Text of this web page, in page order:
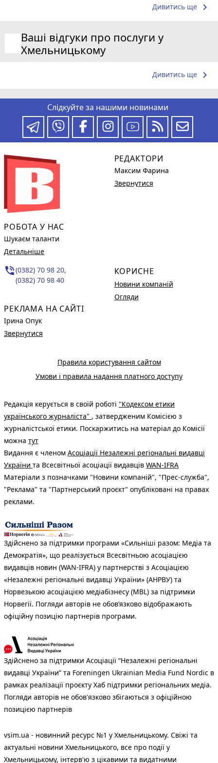
Дивитись ще keyboard_arrow_right
Ваші відгуки про послуги у
Хмельницькому
Дивитись ще keyboard_arrow_right
Слідкуйте за нашими новинами
РОБОТА У НАС
Шукаєм таланти
Детальніше
phone_in_talk(0382) 70 98 20,
(0382) 70 98 40
РЕКЛАМА НА САЙТІ
Ірина Опук
Звернутися
РЕДАКТОРИ
Максим Фарина
Звернутися
КОРИСНЕ
Новини компаній
Огляди
Правила користування сайтом
Умови і правила надання платного доступу
Редакція керується в своїй роботі "Кодексом етики
українського журналіста" , затвердженим Комісією з
журналістської етики. Поскаржитись на матеріал до Комісії
можна тут
Видання є членом Асоціації Незалежні регіональні видавці
України та Всесвітньої асоціації видавців WAN-IFRA
Матеріали з позначками "Новини компаній", "Прес-служба",
"Реклама" та "Партнерський проєкт" опубліковані на правах
реклами.
Здійснено за підтримки програми «Сильніші разом: Медіа та
Демократія», що реалізується Всесвітньою асоціацією
видавців новин (WAN-IFRA) у партнерстві з Асоціацією
«Незалежні регіональні видавці України» (АНРВУ) та
Норвезькою асоціацією медіабізнесу (MBL) за підтримки
Норвегії. Погляди авторів не обов’язково відображають
офіційну позицію партнерів програми.
Здійснено за підтримки Асоціації “Незалежні регіональні
видавці України” та Foreningen Ukrainian Media Fund Nordic в
рамках реалізації проєкту Хаб підтримки регіональних медіа.
Погляди авторів не обов'язково збігаються з офіційною
позицією партнерів
vsim.ua - новинний ресурс №1 у Хмельницькому. Свіжі та
актуальні новини Хмельницького, все про події у
Хмельницькому, інтерв'ю з цікавими та видатними